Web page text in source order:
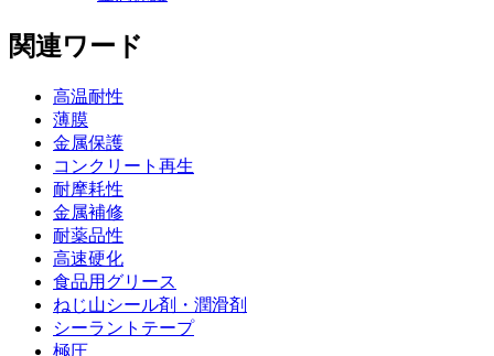
関連ワード
高温耐性
薄膜
金属保護
コンクリート再生
耐摩耗性
金属補修
耐薬品性
高速硬化
食品用グリース
ねじ山シール剤・潤滑剤
シーラントテープ
極圧